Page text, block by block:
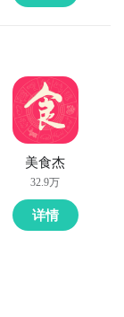
美食杰
32.9万
详情